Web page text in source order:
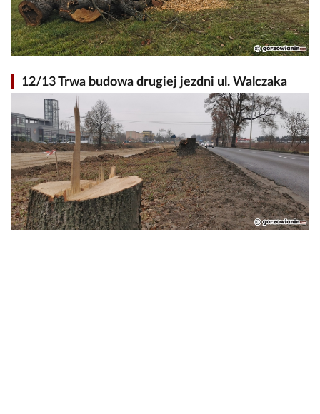
12/13 Trwa budowa drugiej jezdni ul. Walczaka